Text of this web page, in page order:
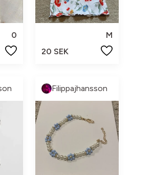
0
M
20 SEK
Filippajhansson